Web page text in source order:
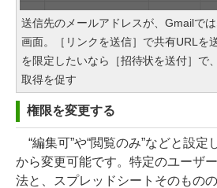
送信先のメールアドレスが、Gmailで
画面。［リンクを送信］で共有URLを
を限定したいなら［招待状を送付］で
取得を促す
権限を変更する
“編集可”や“閲覧のみ”などと設定
から変更可能です。特定のユーザ
法と、スプレッドシートそのもの